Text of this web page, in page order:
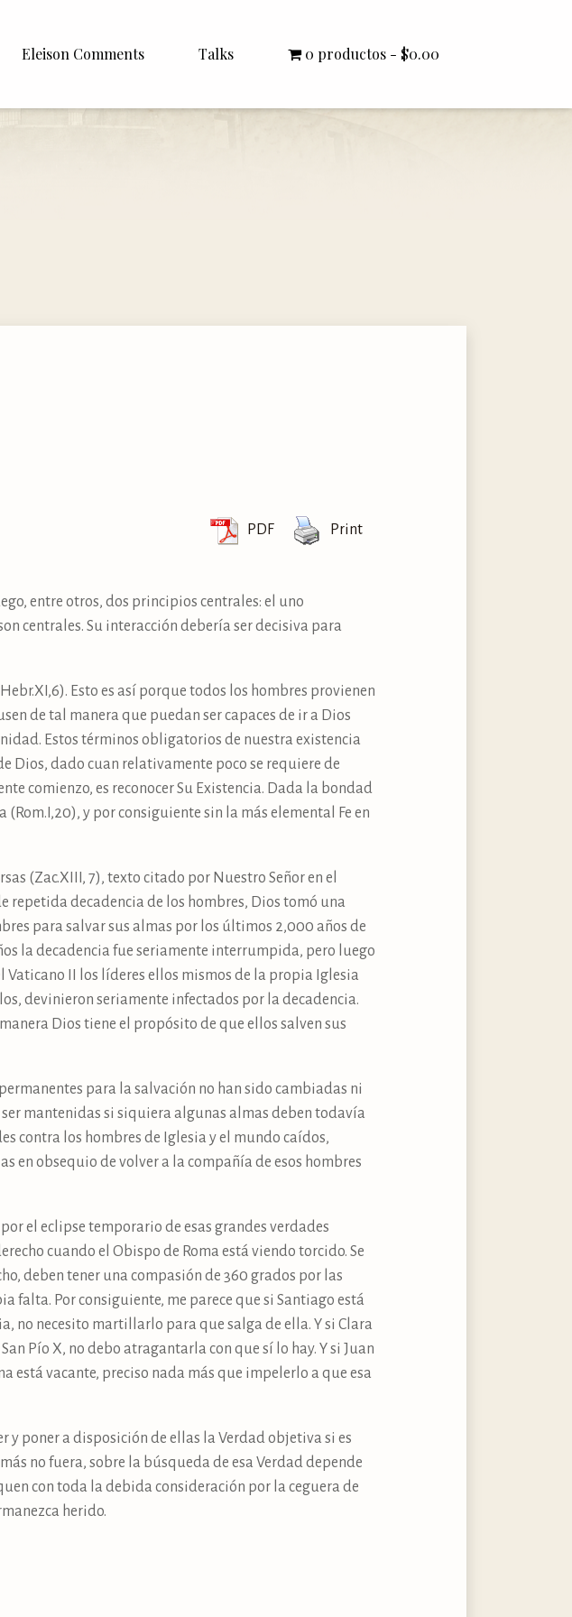
Eleison Comments
Italiano
Talks
Rector Letters
0 productos $0.00
PDF Print
entre otros, dos principios centrales: el uno
centrales. Su interacción debería ser decisiva para
Esto es así porque todos los hombres provienen
de tal manera que puedan ser capaces de ir a Dios
Estos términos obligatorios de nuestra existencia
Dios, dado cuan relativamente poco se requiere de
comienzo, es reconocer Su Existencia. Dada la bondad
(Rom.I,20), y por consiguiente sin la más elemental Fe en
(Zac.XIII, 7), texto citado por Nuestro Señor en el
repetida decadencia de los hombres, Dios tomó una
para salvar sus almas por los últimos 2,000 años de
la decadencia fue seriamente interrumpida, pero luego
Vaticano II los líderes ellos mismos de la propia Iglesia
devinieron seriamente infectados por la decadencia.
Dios tiene el propósito de que ellos salven sus
para la salvación no han sido cambiadas ni
mantenidas si siquiera algunas almas deben todavía
contra los hombres de Iglesia y el mundo caídos,
en obsequio de volver a la compañía de esos hombres
el eclipse temporario de esas grandes verdades
cuando el Obispo de Roma está viendo torcido. Se
deben tener una compasión de 360 grados por las
falta. Por consiguiente, me parece que si Santiago está
no necesito martillarlo para que salga de ella. Y si Clara
Pío X, no debo atragantarla con que sí lo hay. Y si Juan
está vacante, preciso nada más que impelerlo a que esa
y poner a disposición de ellas la Verdad objetiva si es
no fuera, sobre la búsqueda de esa Verdad depende
con toda la debida consideración por la ceguera de
herido.